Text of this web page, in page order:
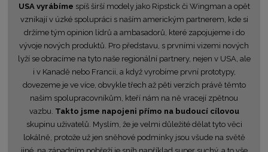
USA vyrábíme spíš širší modely jako Ripstick či Wingman a opět
vznikají v úzké spolupráci s naším americkým partnerem, kde si
držíme tým opinion lídrů a ambasadorů, které zapojujeme i do
vývoje nových produktů. Pro představu, s prvními vizemi nových
lyží se obracíme na tyto naše regionální partnery, nejen v USA, ale
i v Kanadě nebo Francii, a když vyrobíme první prototypy,
dovezeme je ve více, obvykle třech až pěti verzích právě těmto
našim spolupracovníkům, kteří nám na ně vracejí zpětnou
vazbu. Takto jsme napojeni přímo na budoucí cílovou
skupinu uživatelů. Myslím, že je velmi důležité dělat tyto věci
lokálně, protože už jen sněhové podmínky jsou všude na světě